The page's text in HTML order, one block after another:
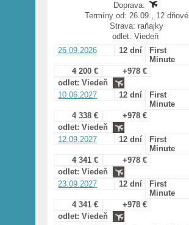
Doprava:
Termíny od: 26.09., 12 dňové
Strava: raňajky
odlet: Viedeň
26.09.2026
12 dní
First
Minute
4 200 €
+978 €
odlet: Viedeň
10.06.2027
12 dní
First
Minute
4 338 €
+978 €
odlet: Viedeň
12.09.2027
12 dní
First
Minute
4 341 €
+978 €
odlet: Viedeň
23.09.2027
12 dní
First
Minute
4 341 €
+978 €
odlet: Viedeň